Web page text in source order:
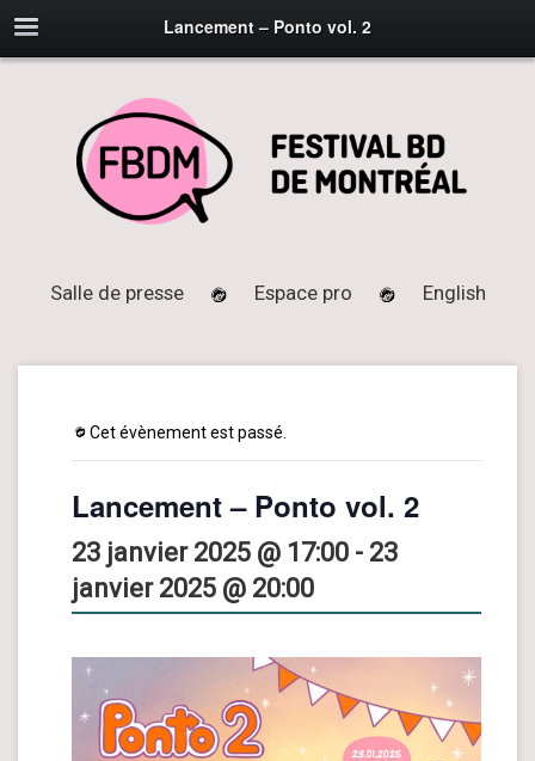
Lancement – Ponto vol. 2
Salle de presse Espace pro English
Cet évènement est passé.
Lancement – Ponto vol. 2
23 janvier 2025 @ 17:00 - 23
janvier 2025 @ 20:00